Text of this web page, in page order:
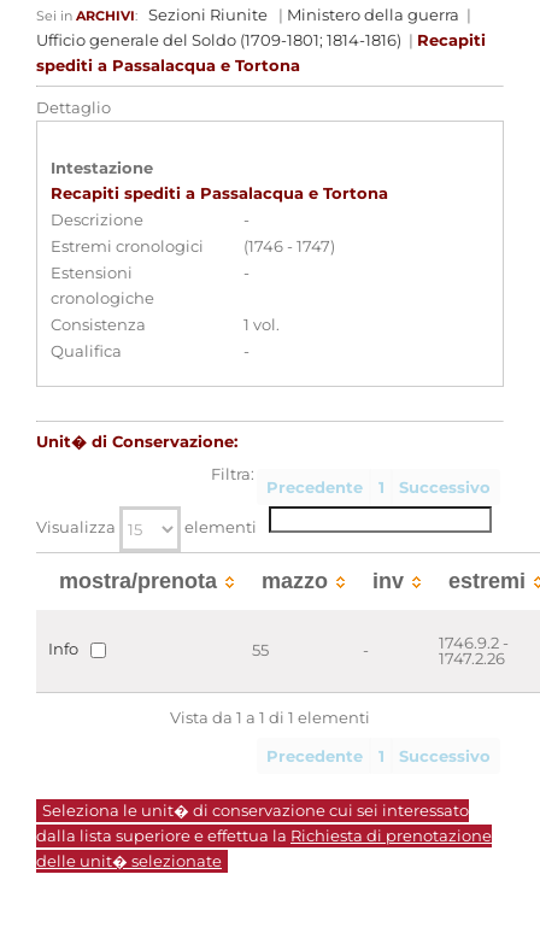
Sei in ARCHIVI: Sezioni Riunite | Ministero della guerra |
Ufficio generale del Soldo (1709-1801; 1814-1816) | Recapiti
spediti a Passalacqua e Tortona
Dettaglio
Intestazione
Recapiti spediti a Passalacqua e Tortona
Descrizione
-
Estremi cronologici
(1746 - 1747)
Estensioni
cronologiche
-
Consistenza
1 vol.
Qualifica
-
Unit� di Conservazione:
Precedente 1 Successivo
Visualizza elementi
Filtra:
mostra/prenota mazzo inv estremi
Info 55 -
1746.9.2 -
1747.2.26
Vista da 1 a 1 di 1 elementi
Precedente 1 Successivo
Seleziona le unit� di conservazione cui sei interessato
dalla lista superiore e effettua la Richiesta di prenotazione
delle unit� selezionate